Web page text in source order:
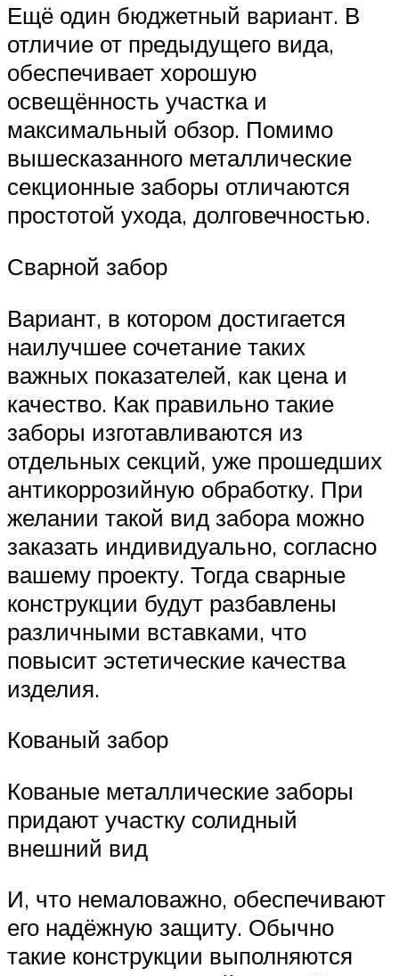
Ещё один бюджетный вариант. В
отличие от предыдущего вида,
обеспечивает хорошую
освещённость участка и
максимальный обзор. Помимо
вышесказанного металлические
секционные заборы отличаются
простотой ухода, долговечностью.
Сварной забор
Вариант, в котором достигается
наилучшее сочетание таких
важных показателей, как цена и
качество. Как правильно такие
заборы изготавливаются из
отдельных секций, уже прошедших
антикоррозийную обработку. При
желании такой вид забора можно
заказать индивидуально, согласно
вашему проекту. Тогда сварные
конструкции будут разбавлены
различными вставками, что
повысит эстетические качества
изделия.
Кованый забор
Кованые металлические заборы
придают участку солидный
внешний вид
И, что немаловажно, обеспечивают
его надёжную защиту. Обычно
такие конструкции выполняются